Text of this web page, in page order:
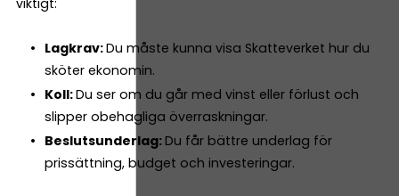
Lagkrav:Du måste kunna visa Skatteverket hur du
sköter ekonomin.
Koll:Du ser om du går med vinst eller förlust och
slipper obehagliga överraskningar.
Beslutsunderlag: Du får bättre underlag för
prissättning, budget och investeringar.